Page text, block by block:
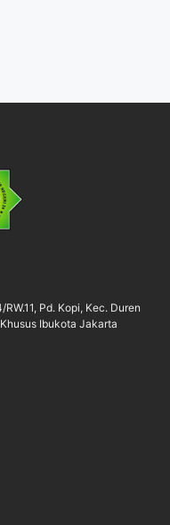
Pd. Kopi, Kec. Duren
Ibukota Jakarta